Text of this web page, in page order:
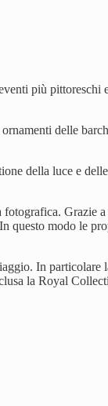
più
delle
della luce e
fotografica.
questo modo le
In
la Royal